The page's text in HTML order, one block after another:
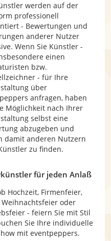
werden auf der
professionell
- Bewertungen und
anderer Nutzer
Wenn Sie Künstler -
einen
bzw.
- für Ihre
über
anfragen, haben
Möglichkeit nach Ihrer
selbst eine
abzugeben und
damit anderen Nutzern
zu finden.
für jeden Anlaß
Hochzeit, Firmenfeier,
Weihnachtsfeier oder
- feiern Sie mit Stil
Sie Ihre individuelle
mit eventpeppers.